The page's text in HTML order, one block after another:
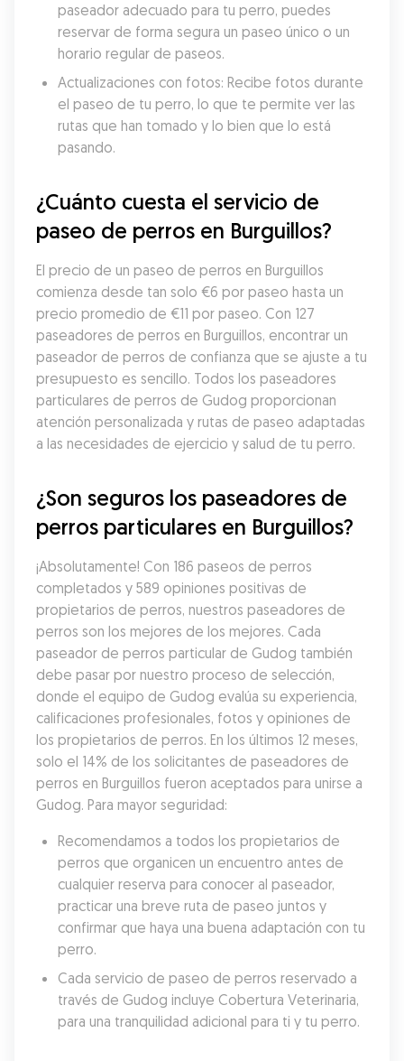
paseador adecuado para tu perro, puedes
reservar de forma segura un paseo único o un
horario regular de paseos.
Actualizaciones con fotos: Recibe fotos durante
el paseo de tu perro, lo que te permite ver las
rutas que han tomado y lo bien que lo está
pasando.
¿Cuánto cuesta el servicio de
paseo de perros en Burguillos?
El precio de un paseo de perros en Burguillos
comienza desde tan solo €6 por paseo hasta un
precio promedio de €11 por paseo. Con 127
paseadores de perros en Burguillos, encontrar un
paseador de perros de confianza que se ajuste a tu
presupuesto es sencillo. Todos los paseadores
particulares de perros de Gudog proporcionan
atención personalizada y rutas de paseo adaptadas
a las necesidades de ejercicio y salud de tu perro.
¿Son seguros los paseadores de
perros particulares en Burguillos?
¡Absolutamente! Con 186 paseos de perros
completados y 589 opiniones positivas de
propietarios de perros, nuestros paseadores de
perros son los mejores de los mejores. Cada
paseador de perros particular de Gudog también
debe pasar por nuestro proceso de selección,
donde el equipo de Gudog evalúa su experiencia,
calificaciones profesionales, fotos y opiniones de
los propietarios de perros. En los últimos 12 meses,
solo el 14% de los solicitantes de paseadores de
perros en Burguillos fueron aceptados para unirse a
Gudog. Para mayor seguridad:
Recomendamos a todos los propietarios de
perros que organicen un encuentro antes de
cualquier reserva para conocer al paseador,
practicar una breve ruta de paseo juntos y
confirmar que haya una buena adaptación con tu
perro.
Cada servicio de paseo de perros reservado a
través de Gudog incluye Cobertura Veterinaria,
para una tranquilidad adicional para ti y tu perro.